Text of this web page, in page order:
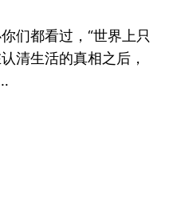
们都看过，“世界上只
清生活的真相之后，